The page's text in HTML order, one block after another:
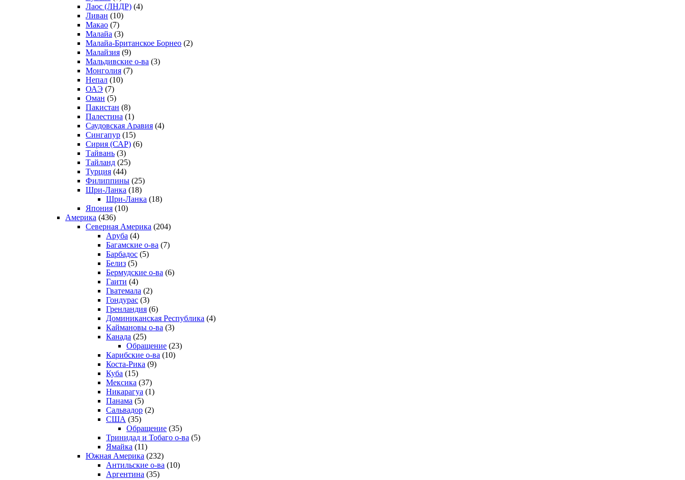
Лаос (ЛНДР) (4)
Ливан (10)
Макао (7)
Малайа (3)
Малайа-Британское Борнео (2)
Малайзия (9)
Мальдивские о-ва (3)
Монголия (7)
Непал (10)
ОАЭ (7)
Оман (5)
Пакистан (8)
Палестина (1)
Саудовская Аравия (4)
Сингапур (15)
Сирия (САР) (6)
Тайвань (3)
Тайланд (25)
Турция (44)
Филиппины (25)
Шри-Ланка (18)
Шри-Ланка (18)
Япония (10)
Америка (436)
Северная Америка (204)
Аруба (4)
Багамские о-ва (7)
Барбадос (5)
Белиз (5)
Бермудские о-ва (6)
Гаити (4)
Гватемала (2)
Гондурас (3)
Гренландия (6)
Доминиканская Республика (4)
Каймановы о-ва (3)
Канада (25)
Обращение (23)
Карибские о-ва (10)
Коста-Рика (9)
Куба (15)
Мексика (37)
Никарагуа (1)
Панама (5)
Сальвадор (2)
США (35)
Обращение (35)
Тринидад и Тобаго о-ва (5)
Ямайка (11)
Южная Америка (232)
Антильские о-ва (10)
Аргентина (35)